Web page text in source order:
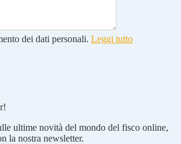
dei dati personali. Leggi tutto
ultime novità del mondo del fisco online,
la nostra newsletter.